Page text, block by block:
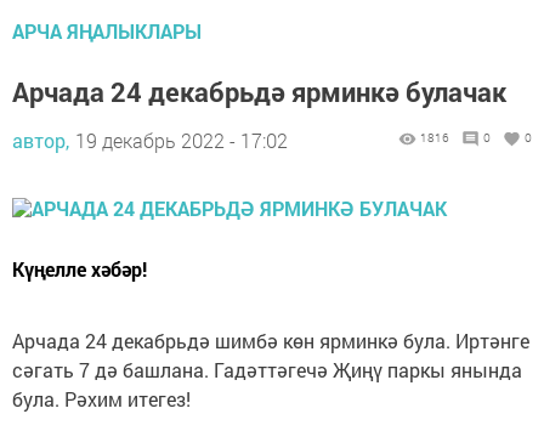
АРЧА ЯҢАЛЫКЛАРЫ
Арчада 24 декабрьдә ярминкә булачак
автор, 19 декабрь 2022 - 17:02 1816 0 0
Күңелле хәбәр!
Арчада 24 декабрьдә шимбә көн ярминкә була. Иртәнге
сәгать 7 дә башлана. Гадәттәгечә Җиңү паркы янында
була. Рәхим итегез!